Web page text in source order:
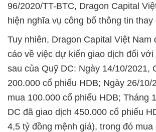
96/2020/TT-BTC, Dragon Capital
hiện nghĩa vụ công bố thông tin thay
Tuy nhiên, Dragon Capital Việt Nam
cáo về việc dự kiến giao dịch đối với
sau của Quỹ DC: Ngày 14/10/2021,
200.000 cổ phiếu HDB; Ngày 26/10/
mua 100.000 cổ phiếu HDB; Tháng
DC đã giao dịch 450.000 cổ phiếu
4,5 tỷ đồng mệnh giá), trong đó mua